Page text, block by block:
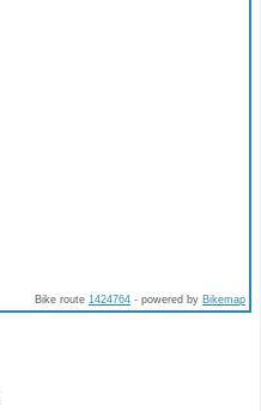
Bike route 1424764 - powered by Bikemap